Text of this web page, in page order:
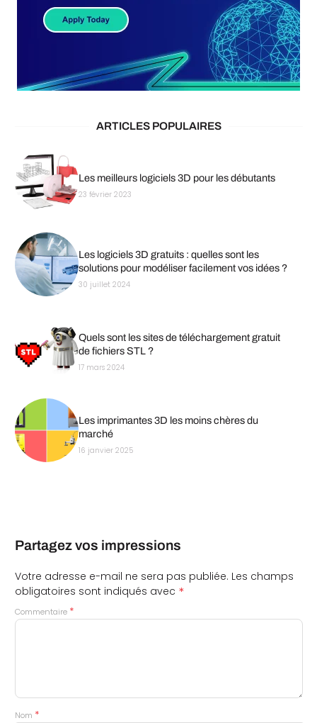
ARTICLES POPULAIRES
Les meilleurs logiciels 3D pour les débutants
23 février 2023
Les logiciels 3D gratuits : quelles sont les
solutions pour modéliser facilement vos idées ?
30 juillet 2024
Quels sont les sites de téléchargement gratuit
de fichiers STL ?
17 mars 2024
Les imprimantes 3D les moins chères du
marché
16 janvier 2025
Partagez vos impressions
Votre adresse e-mail ne sera pas publiée. Les champs
obligatoires sont indiqués avec *
Commentaire *
Nom *